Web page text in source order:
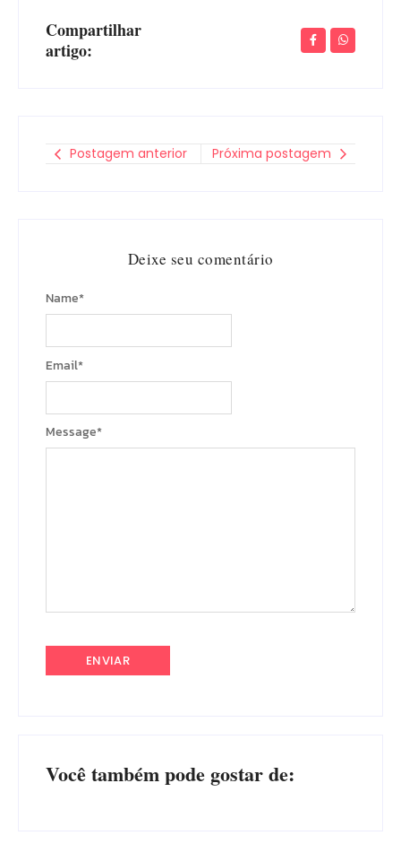
Compartilhar
artigo:
Postagem anterior Próxima postagem
Deixe seu comentário
Message*
Name*
Email*
Você também pode gostar de: